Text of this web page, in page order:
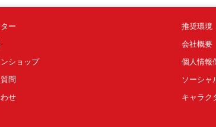
ー
ショップ
問
せ
推奨環境
会社概要
個人情報
ソーシャ
キャラク